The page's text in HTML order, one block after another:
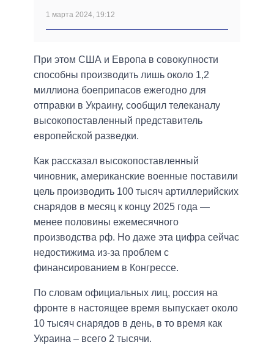
1 марта 2024, 19:12
При этом США и Европа в совокупности
способны производить лишь около 1,2
миллиона боеприпасов ежегодно для
отправки в Украину, сообщил телеканалу
высокопоставленный представитель
европейской разведки.
Как рассказал высокопоставленный
чиновник, американские военные поставили
цель производить 100 тысяч артиллерийских
снарядов в месяц к концу 2025 года —
менее половины ежемесячного
производства рф. Но даже эта цифра сейчас
недостижима из-за проблем с
финансированием в Конгрессе.
По словам официальных лиц, россия на
фронте в настоящее время выпускает около
10 тысяч снарядов в день, в то время как
Украина – всего 2 тысячи.